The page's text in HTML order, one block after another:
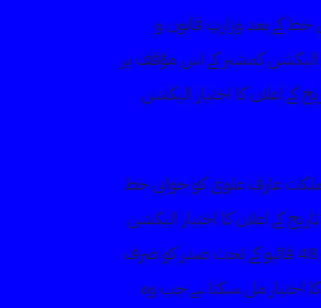
کے بعد وزارتِ قانون و
کمشنر کے اس مؤقف پر
کے اعلان کا اختیار الیکشن
عارف علوی کو جوابی خط
کے اعلان کا اختیار الیکشن
کمیشن آف پاکستان کو حاصل ہے، آرٹیکل 48 فائیو کے تحت صدر کو صرف
اختیار مل سکتا ہے جب وہ